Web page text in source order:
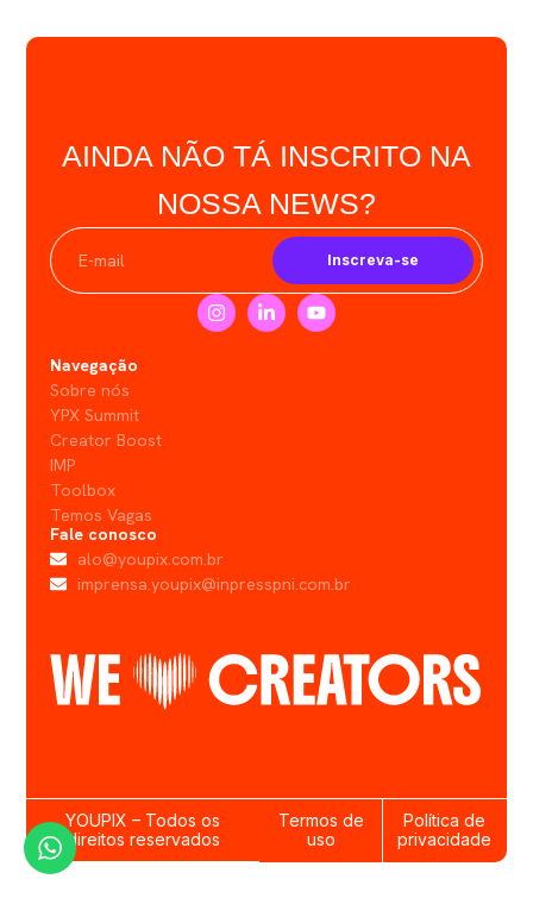
AINDA NÃO TÁ INSCRITO NA
NOSSA NEWS?
Inscreva-se
Navegação
Sobre nós
YPX Summit
Creator Boost
IMP
Toolbox
Temos Vagas
Fale conosco
alo@youpix.com.br
imprensa.youpix@inpresspni.com.br
YOUPIX – Todos os
direitos reservados
Termos de
uso
Política de
privacidade